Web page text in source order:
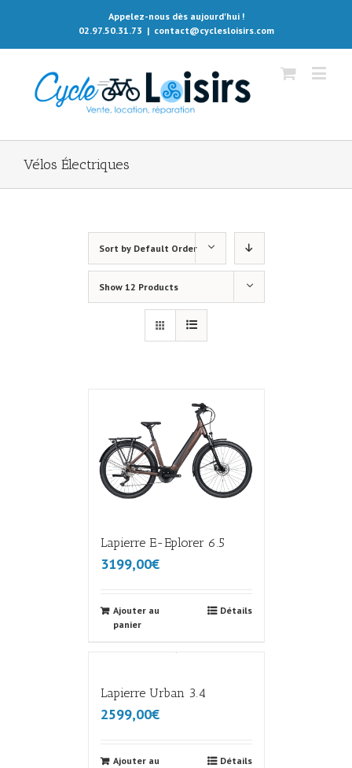
Appelez-nous dès aujourd'hui !
02.97.50.31.73 | contact@cyclesloisirs.com
Vélos Électriques
Sort by Default Order
Show 12 Products
Lapierre E-Eplorer 6.5
3199,00€
Ajouter au
panier
Détails
Lapierre Urban 3.4
2599,00€
Ajouter au
Détails